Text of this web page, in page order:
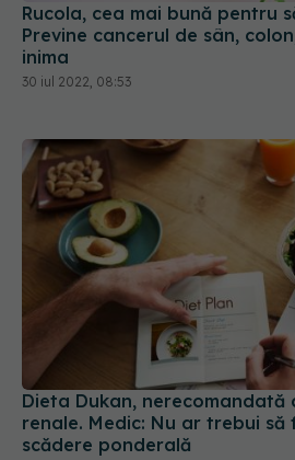
Rucola, cea mai bună pentru
Previne cancerul de sân,
inima
30 iul 2022, 08:53
Dieta Dukan, nerecomandată
renale. Medic: Nu ar trebui
scădere ponderală